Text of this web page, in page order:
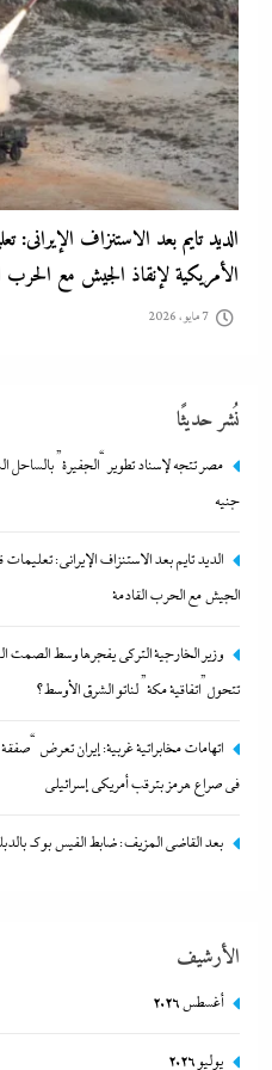
وزير الخارجية التركى يفجرها وسط
الطريق..هل تتحول”اتفاقية مكة”
اتهامات مخابراتية غربية: إيران
لتوريطهما مباشرة في صراع هرمز
7 مايو، 2026
نُشر حديثًا
جنيه
الديد تايم بعد الاستنزاف الإيرانى: تعليمات
الجيش مع الحرب القادمة
وزير الخارجية التركى يفجرها وسط الصمت
تتحول”اتفاقية مكة” لناتو الشرق الأوسط؟
اتهامات مخابراتية غربية: إيران تعرض
في صراع هرمز بترقب أمريكي إسرائيلى
بعد القاضي المزيف: ضابط الفيس بوك
الأرشيف
أغسطس 2026
يوليو 2026